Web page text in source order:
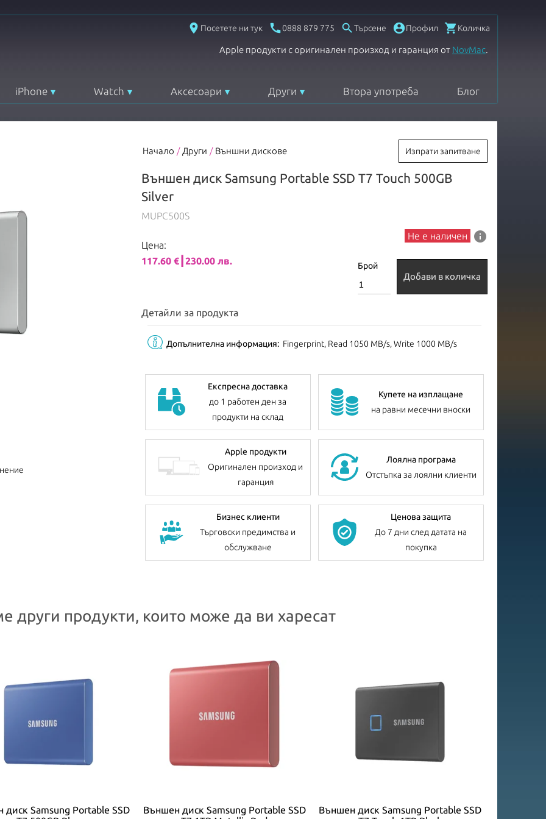
place Посетете ни тук 0888 879 775  Търсене Профил Количка
Apple продукти с оригинален произход и гаранция от NovMac.
iPhone Watch Аксесоари Други Втора употреба Блог
Начало / Други / Външни дискове Изпрати запитване
Външен диск Samsung Portable SSD T7 Touch 500GB
Silver
MUPC500S
Цена:
117.60 €┃230.00 лв.
Не е наличен info
Брой
Добави в количка
Детайли за продукта
Допълнителна информация: Fingerprint, Read 1050 MB/s, Write 1000 MB/s
Експресна доставка
до 1 работен ден за
продукти на склад
Купете на изплащане
на равни месечни вноски
Apple продукти
Оригинален произход и
гаранция
Лоялна програма
Отстъпка за лоялни клиенти
Бизнес клиенти
Търговски предимства и
обслужване
Ценова защита
До 7 дни след датата на
покупка
други продукти, които може да ви харесат
диск Samsung Portable SSD
Външен диск Samsung Portable SSD
Външен диск Samsung Portable SSD